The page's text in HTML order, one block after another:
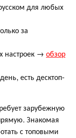
для любых
за
настроек → обзор
есть десктоп-
зарубежную
Знакомая
с топовыми